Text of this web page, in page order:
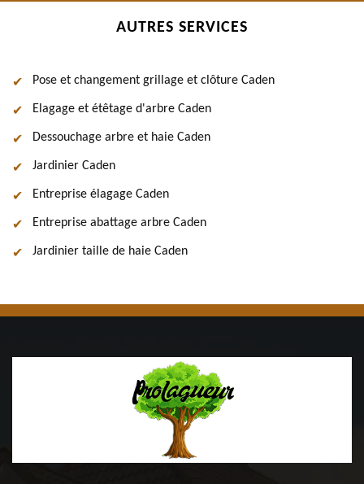
AUTRES SERVICES
Pose et changement grillage et clôture Caden
Elagage et étêtage d'arbre Caden
Dessouchage arbre et haie Caden
Jardinier Caden
Entreprise élagage Caden
Entreprise abattage arbre Caden
Jardinier taille de haie Caden